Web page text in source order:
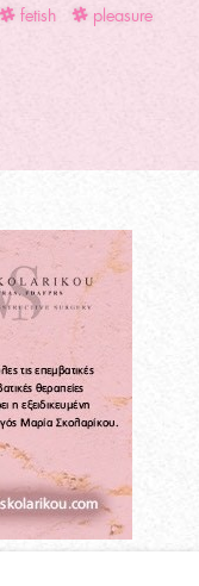
fetish
pleasure